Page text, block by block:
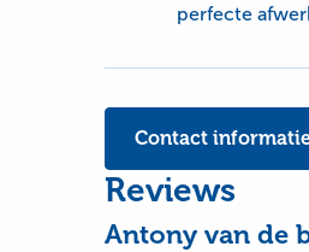
perfecte
Contact
Reviews
Antony van de